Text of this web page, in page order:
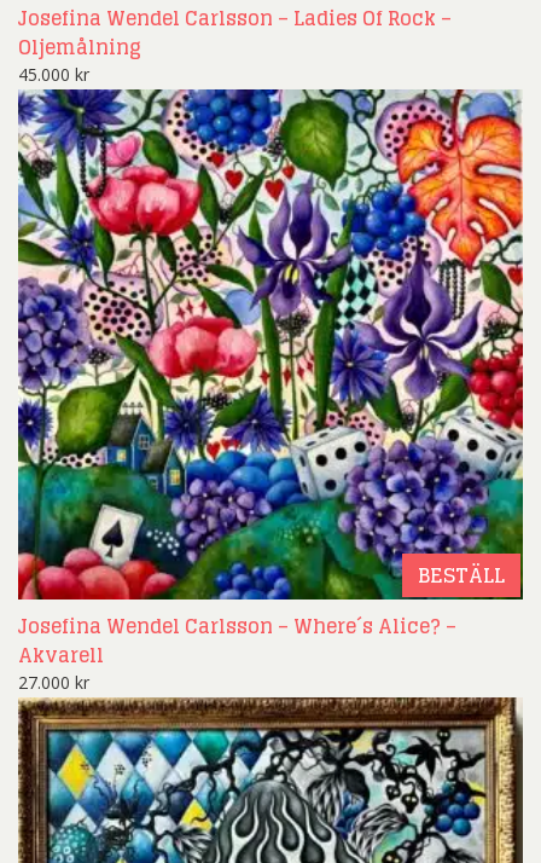
Josefina Wendel Carlsson – Ladies Of Rock –
Oljemålning
45.000 kr
BESTÄLL
Josefina Wendel Carlsson – Where´s Alice? –
Akvarell
27.000 kr